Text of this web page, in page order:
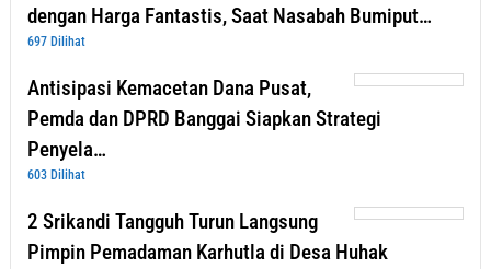
dengan Harga Fantastis, Saat Nasabah Bumiput…
697 Dilihat
Antisipasi Kemacetan Dana Pusat,
Pemda dan DPRD Banggai Siapkan Strategi
Penyela…
603 Dilihat
2 Srikandi Tangguh Turun Langsung
Pimpin Pemadaman Karhutla di Desa Huhak